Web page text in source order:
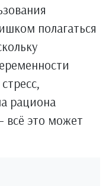
полагаться
рациона
всё это может